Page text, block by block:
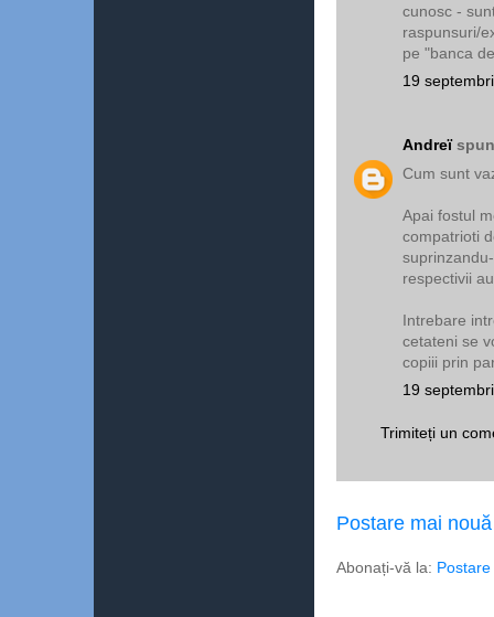
cunosc -
raspunsuri/
pe "banca
19
Andreï
Cum sunt
Apai fostul
compatrioti
respectivii
Intrebare
cetateni se
copiii prin
19
Trimiteți un
Postare mai nouă
Abonați-vă la: